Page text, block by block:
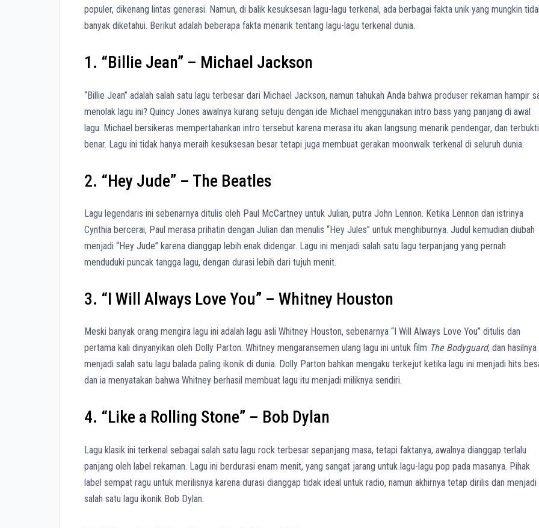
populer, dikenang lintas generasi. Namun, di balik kesuksesan lagu-lagu terkenal, ada berbagai fakta unik yang mungkin
banyak diketahui. Berikut adalah beberapa fakta menarik tentang lagu-lagu terkenal dunia.
1. “Billie Jean” – Michael Jackson
“Billie Jean” adalah salah satu lagu terbesar dari Michael Jackson, namun tahukah Anda bahwa produser rekaman hampir
menolak lagu ini? Quincy Jones awalnya kurang setuju dengan ide Michael menggunakan intro bass yang panjang di awal
lagu. Michael bersikeras mempertahankan intro tersebut karena merasa itu akan langsung menarik pendengar, dan terbukti
benar. Lagu ini tidak hanya meraih kesuksesan besar tetapi juga membuat gerakan moonwalk terkenal di seluruh dunia.
2. “Hey Jude” – The Beatles
Lagu legendaris ini sebenarnya ditulis oleh Paul McCartney untuk Julian, putra John Lennon. Ketika Lennon dan istrinya
Cynthia bercerai, Paul merasa prihatin dengan Julian dan menulis “Hey Jules” untuk menghiburnya. Judul kemudian diubah
menjadi “Hey Jude” karena dianggap lebih enak didengar. Lagu ini menjadi salah satu lagu terpanjang yang pernah
menduduki puncak tangga lagu, dengan durasi lebih dari tujuh menit.
3. “I Will Always Love You” – Whitney Houston
Meski banyak orang mengira lagu ini adalah lagu asli Whitney Houston, sebenarnya “I Will Always Love You” ditulis dan
pertama kali dinyanyikan oleh Dolly Parton. Whitney mengaransemen ulang lagu ini untuk film The Bodyguard, dan hasilnya
menjadi salah satu lagu balada paling ikonik di dunia. Dolly Parton bahkan mengaku terkejut ketika lagu ini menjadi hits
dan ia menyatakan bahwa Whitney berhasil membuat lagu itu menjadi miliknya sendiri.
4. “Like a Rolling Stone” – Bob Dylan
Lagu klasik ini terkenal sebagai salah satu lagu rock terbesar sepanjang masa, tetapi faktanya, awalnya dianggap terlalu
panjang oleh label rekaman. Lagu ini berdurasi enam menit, yang sangat jarang untuk lagu-lagu pop pada masanya. Pihak
label sempat ragu untuk merilisnya karena durasi dianggap tidak ideal untuk radio, namun akhirnya tetap dirilis dan menjadi
salah satu lagu ikonik Bob Dylan.